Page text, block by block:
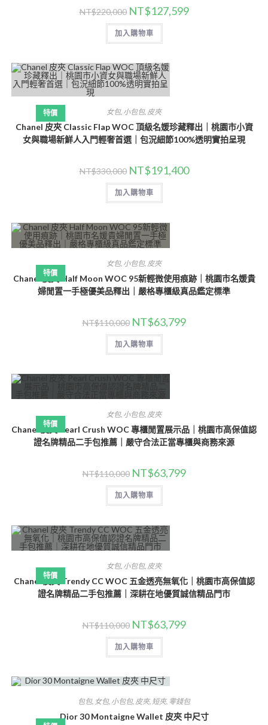
NT$220,000 NT$127,599
加入購物車
特價 女包, 小包包, 皮夾
Chanel 皮夾 Classic Flap WOC 頂級名媛珍藏釋出｜桃園市小資
女與職場新鮮人入門輕奢首選｜包況細節100%透明實拍呈現
NT$330,000 NT$191,400
加入購物車
特價
女包, 小包包, 皮夾
Chanel 皮夾 Half Moon WOC 95新輕微使用痕跡｜桃園市名媛貴
婦閒置一手極優美品釋出｜嚴格專櫃級真品鑑定標準
NT$110,000 NT$63,799
加入購物車
特價
女包, 小包包, 皮夾
Chanel 皮夾 Pearl Crush WOC 專櫃閒置展示品｜桃園市高保值認
證名牌精品二手包推薦｜嚴守合法正當專櫃與商務來源
NT$110,000 NT$63,799
加入購物車
特價
女包, 小包包, 皮夾
Chanel 皮夾 Trendy CC WOC 五金透亮無氧化｜桃園市高保值認
證名牌精品二手包推薦｜深耕在地優質誠信精品門市
NT$110,000 NT$63,799
加入購物車
包包, 女包, 小包包, 皮夾, 短夾, 零錢包
Dior 30 Montaigne Wallet 皮夾 中尺寸